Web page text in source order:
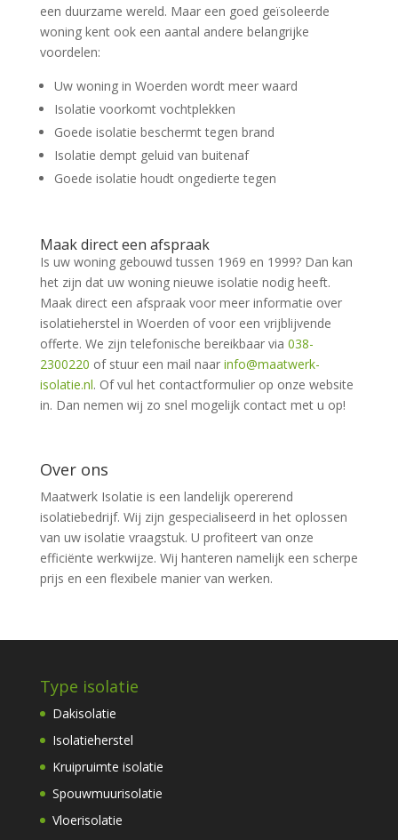
een duurzame wereld. Maar een goed geïsoleerde
woning kent ook een aantal andere belangrijke
voordelen:
Uw woning in Woerden wordt meer waard
Isolatie voorkomt vochtplekken
Goede isolatie beschermt tegen brand
Isolatie dempt geluid van buitenaf
Goede isolatie houdt ongedierte tegen
Maak direct een afspraak
Is uw woning gebouwd tussen 1969 en 1999? Dan kan
het zijn dat uw woning nieuwe isolatie nodig heeft.
Maak direct een afspraak voor meer informatie over
isolatieherstel in Woerden of voor een vrijblijvende
offerte. We zijn telefonische bereikbaar via 038-
2300220 of stuur een mail naar info@maatwerk-
isolatie.nl. Of vul het contactformulier op onze website
in. Dan nemen wij zo snel mogelijk contact met u op!
Over ons
Maatwerk Isolatie is een landelijk opererend
isolatiebedrijf. Wij zijn gespecialiseerd in het oplossen
van uw isolatie vraagstuk. U profiteert van onze
efficiënte werkwijze. Wij hanteren namelijk een scherpe
prijs en een flexibele manier van werken.
Type isolatie
Dakisolatie
Isolatieherstel
Kruipruimte isolatie
Spouwmuurisolatie
Vloerisolatie